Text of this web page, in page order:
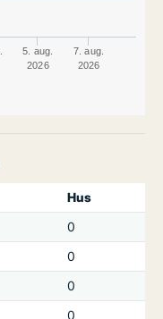
5. aug.
2026
7. aug.
2026
Hus
0
0
0
0